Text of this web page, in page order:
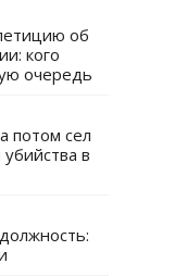
об
кого
очередь
потом сел
в